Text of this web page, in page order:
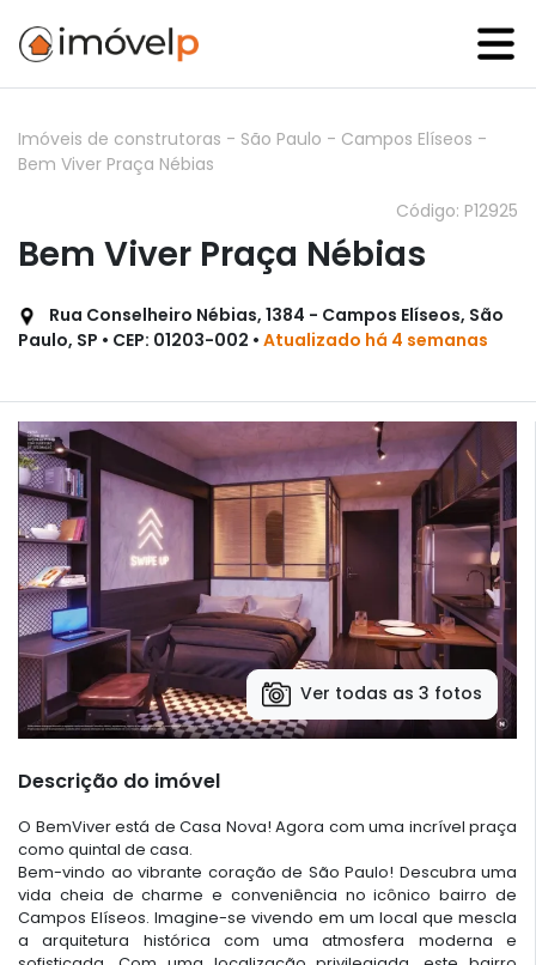
Imóveis de construtoras - São Paulo - Campos Elíseos -
Bem Viver Praça Nébias
Código: P12925
Bem Viver Praça Nébias
Rua Conselheiro Nébias, 1384 - Campos Elíseos, São
Paulo, SP • CEP: 01203-002 • Atualizado há 4 semanas
Ver todas as 3 fotos
Descrição do imóvel
O BemViver está de Casa Nova! Agora com uma incrível praça
como quintal de casa.
Bem-vindo ao vibrante coração de São Paulo! Descubra uma
vida cheia de charme e conveniência no icônico bairro de
Campos Elíseos. Imagine-se vivendo em um local que mescla
a arquitetura histórica com uma atmosfera moderna e